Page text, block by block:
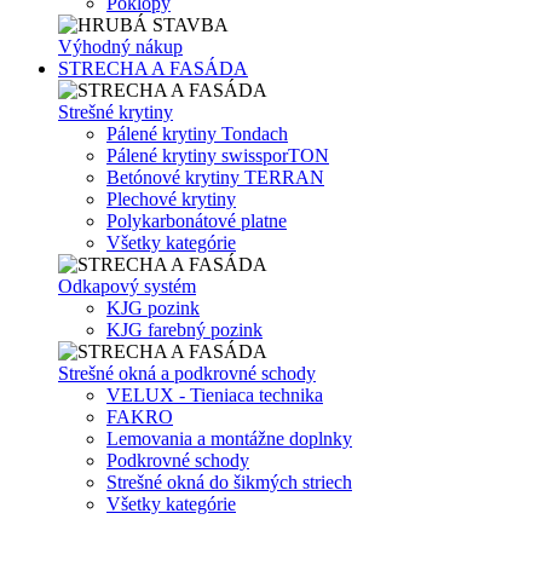
Výhodný nákup
STRECHA A FASÁDA
Strešné krytiny
Pálené krytiny Tondach
Pálené krytiny swissporTON
Betónové krytiny TERRAN
Plechové krytiny
Polykarbonátové platne
Všetky kategórie
Odkapový systém
KJG pozink
KJG farebný pozink
Strešné okná a podkrovné schody
VELUX - Tieniaca technika
FAKRO
Lemovania a montážne doplnky
Podkrovné schody
Strešné okná do šikmých striech
Všetky kategórie